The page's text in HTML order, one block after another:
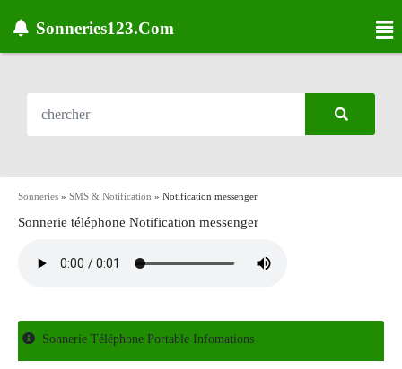
Sonneries123.Com
Sonneries » SMS & Notification » Notification messenger
Sonnerie téléphone Notification messenger
Sonnerie Téléphone Portable Infomations